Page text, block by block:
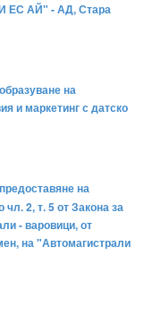
ЕС АЙ" - АД, Стара
на
и маркетинг с датско
на
чл. 2, т. 5 от Закона за
- варовици, от
на "Автомагистрали